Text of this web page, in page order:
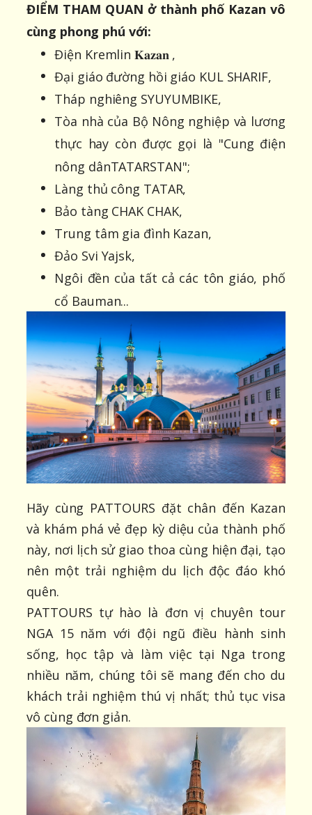
ĐIỂM THAM QUAN ở thành phố Kazan vô
cùng phong phú với:
Điện Kremlin 𝐊𝐚𝐳𝐚𝐧 ,
Đại giáo đường hồi giáo KUL SHARIF,
Tháp nghiêng SYUYUMBIKE,
Tòa nhà của Bộ Nông nghiệp và lương
thực hay còn được gọi là "Cung điện
nông dânTATARSTAN";
Làng thủ công TATAR,
Bảo tàng CHAK CHAK,
Trung tâm gia đình Kazan,
Đảo Svi Yajsk,
Ngôi đền của tất cả các tôn giáo, phố
cổ Bauman...
Hãy cùng PATTOURS đặt chân đến Kazan
và khám phá vẻ đẹp kỳ diệu của thành phố
này, nơi lịch sử giao thoa cùng hiện đại, tạo
nên một trải nghiệm du lịch độc đáo khó
quên.
PATTOURS tự hào là đơn vị chuyên tour
NGA 15 năm với đội ngũ điều hành sinh
sống, học tập và làm việc tại Nga trong
nhiều năm, chúng tôi sẽ mang đến cho du
khách trải nghiệm thú vị nhất; thủ tục visa
vô cùng đơn giản.